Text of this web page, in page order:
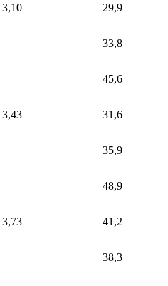
3,10 29,9
33,8
3,43
45,6
31,6
35,9
3,73
48,9
41,2
38,3